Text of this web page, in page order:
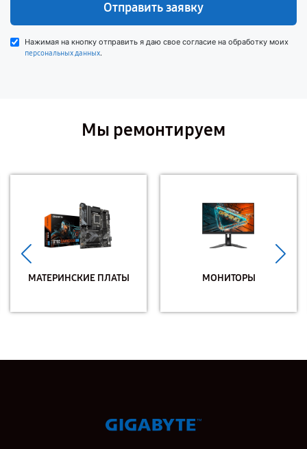
Отправить заявку
Нажимая на кнопку отправить я даю свое согласие на обработку моих
персональных данных.
Мы ремонтируем
МАТЕРИНСКИЕ ПЛАТЫ МОНИТОРЫ